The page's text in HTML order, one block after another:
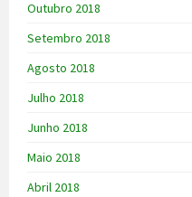
Outubro 2018
Setembro 2018
Agosto 2018
Julho 2018
Junho 2018
Maio 2018
Abril 2018